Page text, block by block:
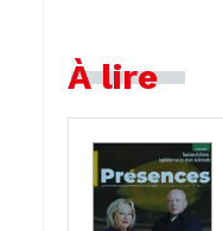
À lire